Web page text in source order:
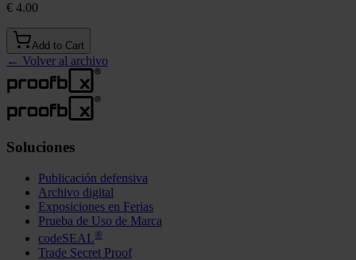
€ 4.00
Add to Cart
← Volver al archivo
Soluciones
Publicación defensiva
Archivo digital
Exposiciones en Ferias
Prueba de Uso de Marca
codeSEAL®
Trade Secret Proof